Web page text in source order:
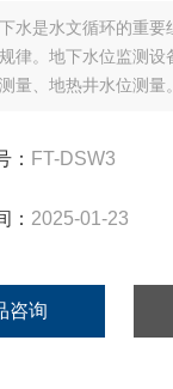
水是水文循环的重要
律。地下水位监测
量、地热井水位测量。
： FT-DSW3
： 2025-01-23
咨询